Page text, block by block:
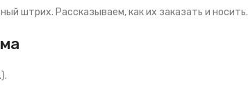
штрих. Рассказываем, как их заказать и носить.